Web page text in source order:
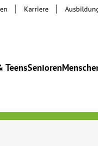
TeensSenioren
Karriere